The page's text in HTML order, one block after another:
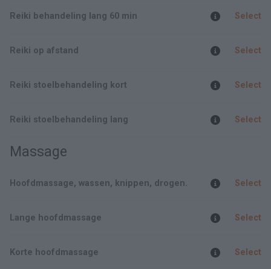
Reiki behandeling lang 60 min Select
Reiki op afstand Select
Reiki stoelbehandeling kort Select
Reiki stoelbehandeling lang Select
Massage
Hoofdmassage, wassen, knippen, drogen. Select
Lange hoofdmassage Select
Korte hoofdmassage Select